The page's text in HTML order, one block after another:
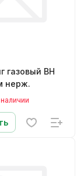
газовый ВН
см нерж.